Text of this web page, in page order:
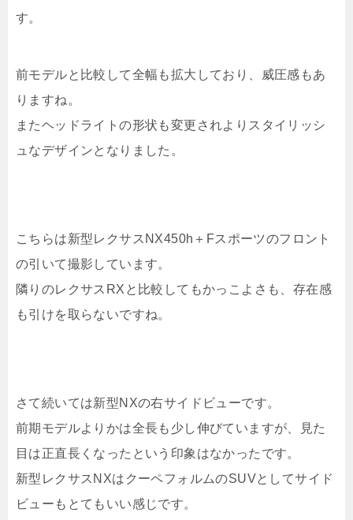
す。
前モデルと比較して全幅も拡大しており、威圧感もあ
りますね。
またヘッドライトの形状も変更されよりスタイリッシ
ュなデザインとなりました。
こちらは新型レクサスNX450h＋Fスポーツのフロント
の引いて撮影しています。
隣りのレクサスRXと比較してもかっこよさも、存在感
も引けを取らないですね。
さて続いては新型NXの右サイドビューです。
前期モデルよりかは全長も少し伸びていますが、見た
目は正直長くなったという印象はなかったです。
新型レクサスNXはクーペフォルムのSUVとしてサイド
ビューもとてもいい感じです。